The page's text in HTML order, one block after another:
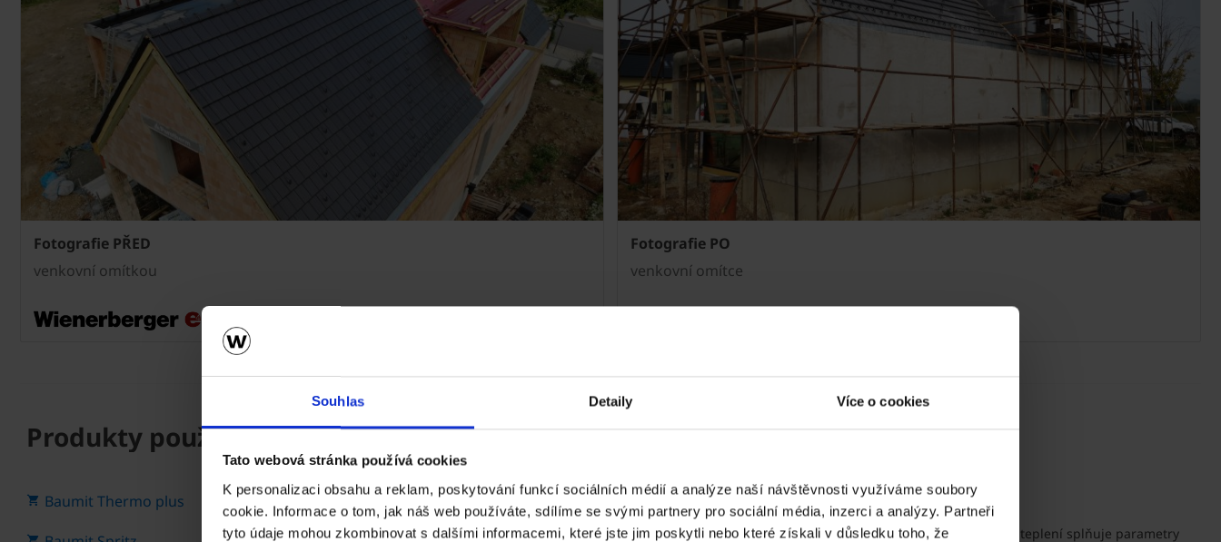
Souhlas Detaily Více o cookies
Tato webová stránka používá cookies
K personalizaci obsahu a reklam, poskytování funkcí sociálních médií a analýze naší návštěvnosti využíváme soubory
cookie. Informace o tom, jak náš web používáte, sdílíme se svými partnery pro sociální média, inzerci a analýzy. Partneři
tyto údaje mohou zkombinovat s dalšími informacemi, které jste jim poskytli nebo které získali v důsledku toho, že
Fotografie PŘED
venkovní omítkou
Fotografie PO
venkovní omítce
Produkty použité v této fázi výstavby
Baumit Thermo plus
Otázky a řešení
V této fázi stavby za vás řešíme tyto starosti:
Je konstrukce jednovrstvého zdiva dostatečným zateplením?
Konstrukce jednovrstvého obvodového zdiva bez dodatečného zateplení splňuje parametry